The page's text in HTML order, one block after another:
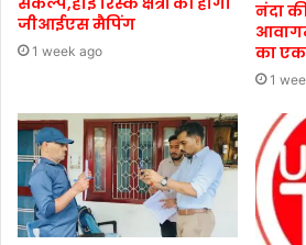
जीआईएस मैपिंग
1 week ago
नंदा
का एक
1